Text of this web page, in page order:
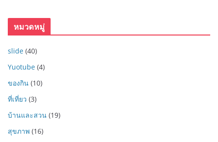
หมวดหมู่
slide (40)
Yuotube (4)
ของกิน (10)
ที่เที่ยว (3)
บ้านและสวน (19)
สุขภาพ (16)